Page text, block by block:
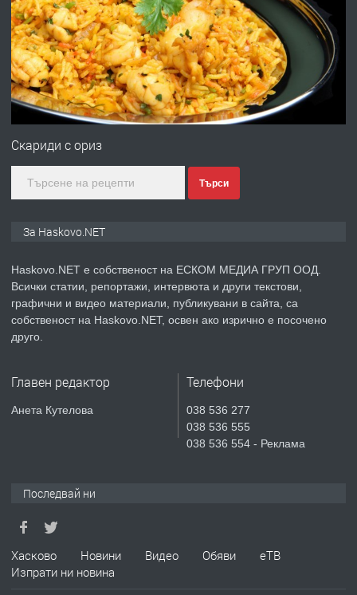
Давам гараж под наем
преди 4 дни
ПРЕДЛАГА
№4120 Магазин/Офис под наем в кв.
преди 4 дни
ПРЕДЛАГА
Продавам парцел в гр. Хасково кв.
СГЛОБЯВАНЕ НА МЕБЕЛИ.
апартамент под наем в кв.
Скариди с ориз
Търси
За Haskovo.NET
Haskovo.NET е собственост на ЕСКОМ МЕДИА ГРУП ООД.
Всички статии, репортажи, интервюта и други текстови,
графични и видео материали, публикувани в сайта, са
собственост на Haskovo.NET, освен ако изрично е посочено
друго.
Главен редактор
Анета Кутелова
Телефони
038 536 277
038 536 555
038 536 554 - Реклама
Последвай ни
Хасково Новини Видео Обяви
еТВ
Изпрати ни новина